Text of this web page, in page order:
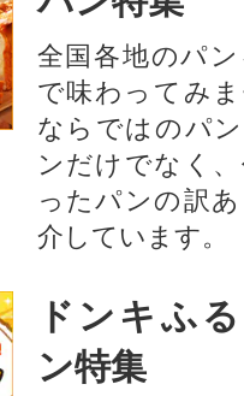
全国各地のパ
で味わってみ
ならではのパ
ンだけでなく
ったパンの訳
介しています。
ドンキふ
ン特集